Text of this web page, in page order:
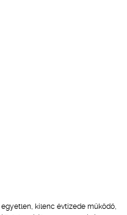
kilenc évtizede működő,